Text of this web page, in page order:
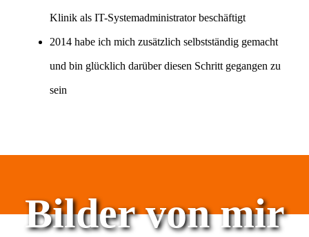
Klinik als IT-Systemadministrator beschäftigt
2014 habe ich mich zusätzlich selbstständig gemacht
und bin glücklich darüber diesen Schritt gegangen zu
sein
Bilder von mir